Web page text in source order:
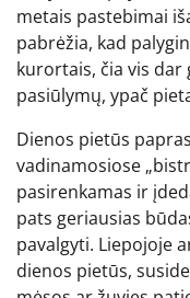
metais pastebimai
pabrėžia, kad
kurortais, čia vis
pasiūlymų, ypač
Dienos pietūs
vadinamosiose
pasirenkamas ir
pats geriausias
pavalgyti. Liepojoje
dienos pietūs,